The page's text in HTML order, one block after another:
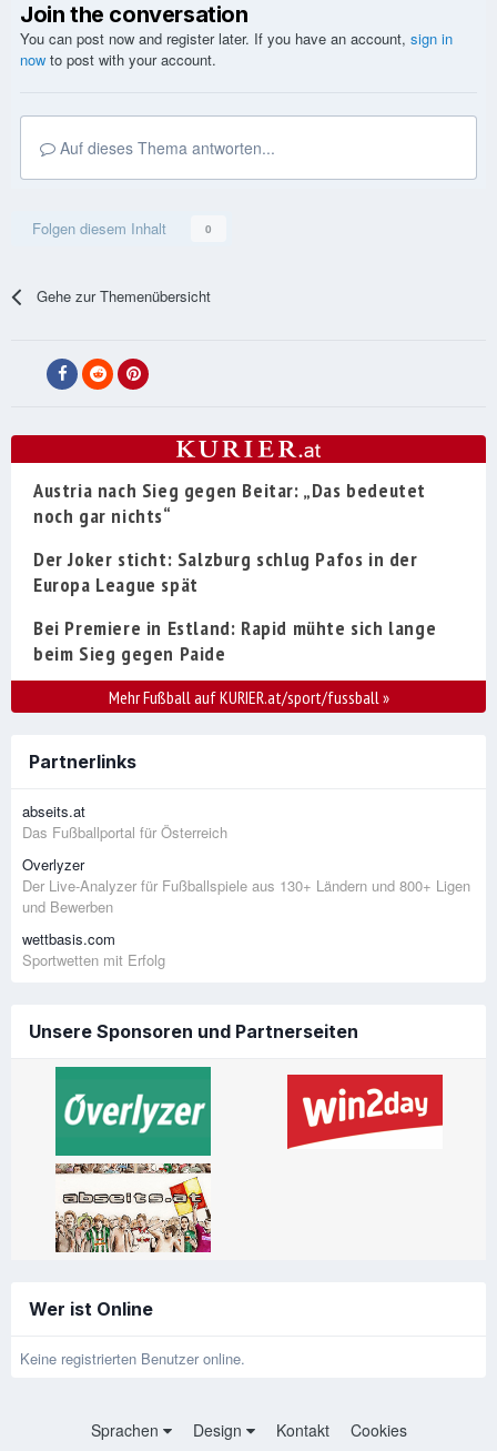
Join the conversation
You can post now and register later. If you have an account, sign in
now to post with your account.
Auf dieses Thema antworten...
Folgen diesem Inhalt 0
Gehe zur Themenübersicht
Austria nach Sieg gegen Beitar: „Das bedeutet
noch gar nichts“
Der Joker sticht: Salzburg schlug Pafos in der
Europa League spät
Bei Premiere in Estland: Rapid mühte sich lange
beim Sieg gegen Paide
Mehr Fußball auf KURIER.at/sport/fussball»
Partnerlinks
abseits.at
Das Fußballportal für Österreich
Overlyzer
Der Live-Analyzer für Fußballspiele aus 130+ Ländern und 800+ Ligen
und Bewerben
wettbasis.com
Sportwetten mit Erfolg
Unsere Sponsoren und Partnerseiten
Wer ist Online
Keine registrierten Benutzer online.
Sprachen Design Kontakt Cookies